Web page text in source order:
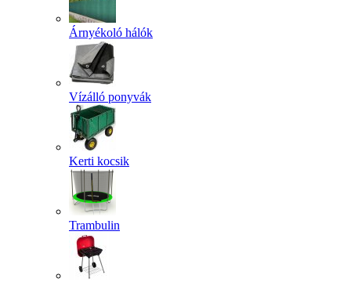
Árnyékoló hálók
Vízálló ponyvák
Kerti kocsik
Trambulin